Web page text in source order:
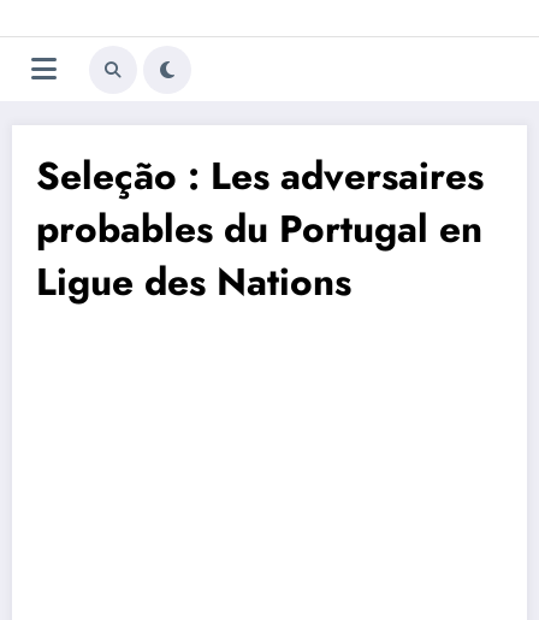
au
contenu
Trivela
L'actualité du football
Seleção : Les adversaires
probables du Portugal en
Ligue des Nations